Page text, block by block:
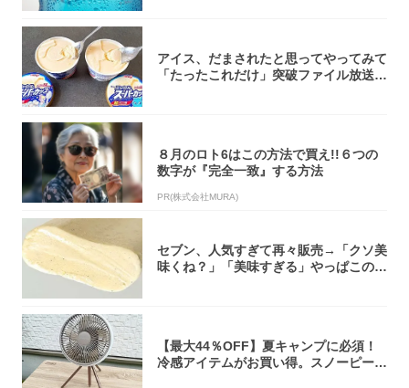
アイス、だまされたと思ってやってみて
「たったこれだけ」突破ファイル放送で
８月のロト6はこの方法で買え!!６つの
数字が『完全一致』する方法
PR(株式会社MURA)
セブン、人気すぎて再々販売→「クソ美
味くね？」「美味すぎる」やっぱこのク
【最大44％OFF】夏キャンプに必須！
冷感アイテムがお買い得。スノーピー